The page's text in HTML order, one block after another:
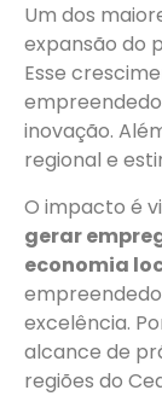
Um dos
expansão do
Esse
inovação.
regional e
O impacto é
gerar
economia
excelência.
alcance de
regiões do